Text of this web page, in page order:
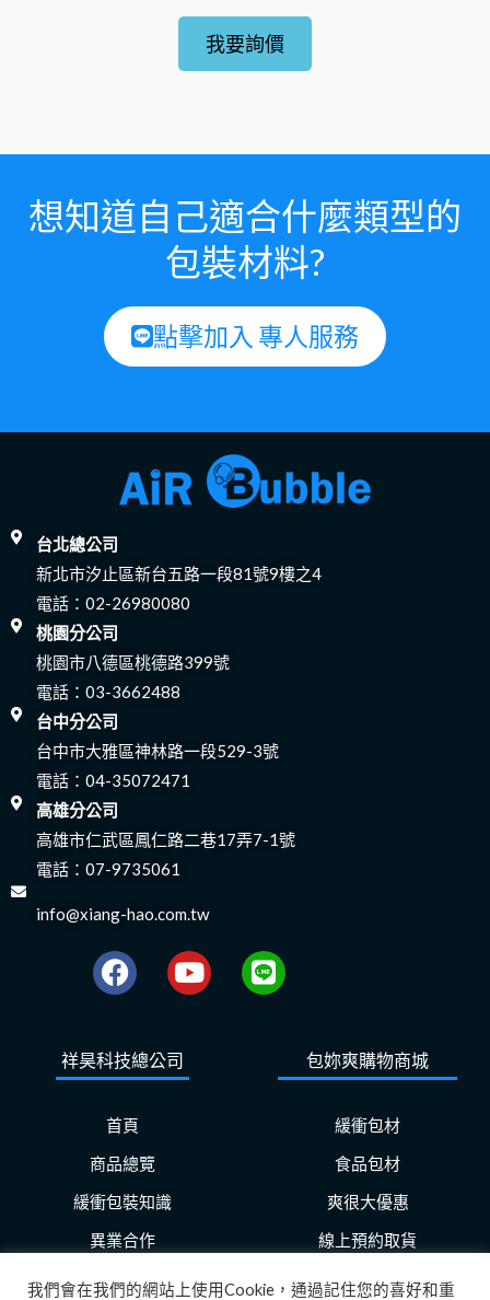
我要詢價
想知道自己適合什麼類型的
包裝材料?
點擊加入 專人服務
台北總公司
新北市汐止區新台五路一段81號9樓之4
電話： 02-26980080
桃園分公司
桃園市八德區桃德路399號
電話： 03-3662488
台中分公司
台中市大雅區神林路一段529-3號
電話： 04-35072471
高雄分公司
高雄市仁武區鳳仁路二巷17弄7-1號
電話： 07-9735061
info@xiang-hao.com.tw
F
a
e
b
o
k
Y
o
u
L
i
祥昊科技總公司
首頁
商品總覽
緩衝包裝知識
異業合作
包妳爽購物商城
緩衝包材
食品包材
爽很大優惠
線上預約取貨
我們會在我們的網站上使用Cookie，通過記住您的喜好和重